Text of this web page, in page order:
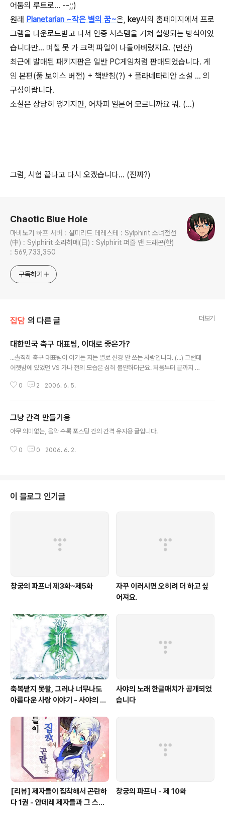
어둠의 루트로... --;;)
원래 Planetarian ~작은 별의 꿈~은, key사의 홈페이지에서 프로
그램을 다운로드받고 나서 인증 시스템을 거쳐 실행되는 방식이었
습니다만... 며칠 못 가 크랙 파일이 나돌아버렸지요. (먼산)
최근에 발매된 패키지판은 일반 PC게임처럼 판매되었습니다. 게
임 본편(풀 보이스 버전) + 책받침(?) + 플라네타리안 소설 ... 의
구성이랍니다.
소설은 상당히 땡기지만, 어차피 일본어 모르니까요 뭐. (...)
그럼, 시험 끝나고 다시 오겠습니다... (진짜?)
Chaotic Blue Hole
마비노기 하프 서버 : 실피리트 데레스테 : Sylphirit 소녀전선
(中) : Sylphirit 소라히메(日) : Sylphirit 퍼즐 앤 드래곤(한)
: 569,733,350
구독하기
잡담 의 다른 글 더보기
대한민국 축구 대표팀, 이대로 좋은가?
...솔직히 축구 대표팀이 이기든 지든 별로 신경 안 쓰는 사람입니다. (...) 그런데
어젯밤에 있었던 VS 가나 전의 모습은 심히 불안하더군요. 처음부터 끝까지 다
조차도 '...얘들 왜 이래' 하는 말이 나올 정도였습니다. 가나가 역습 들어오면 순
친다거나...)은 말할 것도 없었고 말이죠. 이대로는 16강은 커녕 1무2패 성적표
들고 귀국하지나 않으면 다행이겠습니다. ...그렇다고 설마 정말로 1무2패 당하
0 2 2006. 6. 5.
그냥 간격 만들기용
아무 의미없는, 음악 수록 포스팅 간의 간격 유지용 글입니다.
0 0 2006. 6. 2.
이 블로그 인기글
창궁의 파프너 제3화~제5화
자꾸 이러시면 오히려 더 하고 싶
어져요.
축복받지 못할, 그러나 너무나도
아름다운 사랑 이야기 - 사야의 노
사야의 노래 한글패치가 공개되었
습니다
[리뷰] 제자들이 집착해서 곤란하
다 1권 - 얀데레 제자들과 그 스승
창궁의 파프너 - 제 10화